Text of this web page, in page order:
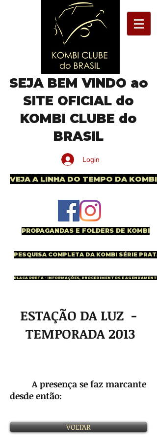
SEJA BEM VINDO ao
SITE OFICIAL do
KOMBI CLUBE do
BRASIL
Login
VEJA A LINHA DO TEMPO DA KOMBI
PROPAGANDAS E FOLDERS DE KOMBI
PESQUISA COMPLETA DA KOMBI SÉRIE PRATA
PLACA PRETA - INFORMAÇÕES, PROCEDIMENTOS E
ESTAÇÃO DA LUZ -
TEMPORADA 2013
A presença se faz marcante
desde então:
VOLTAR